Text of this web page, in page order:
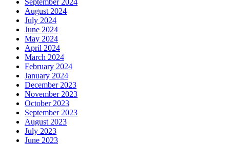
September 2024
August 2024
July 2024
June 2024
May 2024
April 2024
March 2024
February 2024
January 2024
December 2023
November 2023
October 2023
September 2023
August 2023
July 2023
June 2023